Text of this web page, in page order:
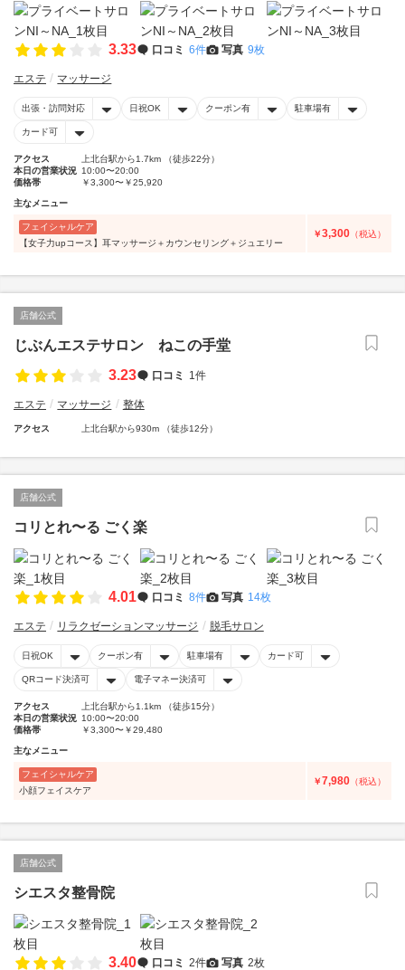
3.33 口コミ 6件 写真 9枚
エステ マッサージ
出張・訪問対応 日祝OK クーポン有 駐車場有
カード可
アクセス
上北台駅から1.7km （徒歩22分）
本日の営業状況 10:00〜20:00
価格帯
￥3,300〜￥25,920
主なメニュー
フェイシャルケア
【女子力upコース】耳マッサージ＋カウンセリング＋ジュエリー
￥3,300 （税込）
店舗公式
じぶんエステサロン ねこの手堂
3.23
口コミ 1件
エステ マッサージ 整体
アクセス 上北台駅から930m （徒歩12分）
店舗公式
コリとれ〜る ごく楽
4.01 口コミ 8件 写真 14枚
エステ リラクゼーションマッサージ 脱毛サロン
日祝OK クーポン有 駐車場有 カード可
QRコード決済可 電子マネー決済可
アクセス
上北台駅から1.1km （徒歩15分）
本日の営業状況 10:00〜20:00
価格帯
￥3,300〜￥29,480
主なメニュー
フェイシャルケア
小顔フェイスケア
￥7,980 （税込）
店舗公式
シエスタ整骨院
3.40 口コミ 2件 写真 2枚